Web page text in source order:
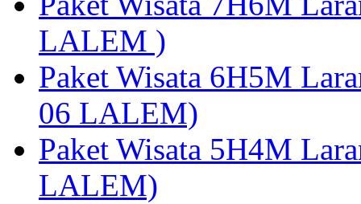
LALEM )
Paket Wisata 6H5M
06 LALEM)
Paket Wisata 5H4M
LALEM)